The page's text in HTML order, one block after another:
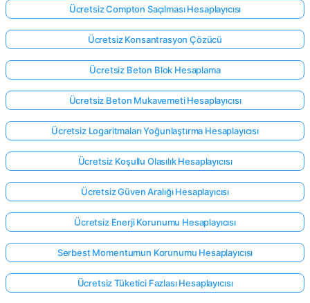
Ücretsiz Compton Saçılması Hesaplayıcısı
Ücretsiz Konsantrasyon Çözücü
Ücretsiz Beton Blok Hesaplama
Ücretsiz Beton Mukavemeti Hesaplayıcısı
Ücretsiz Logaritmaları Yoğunlaştırma Hesaplayıcısı
Ücretsiz Koşullu Olasılık Hesaplayıcısı
Ücretsiz Güven Aralığı Hesaplayıcısı
Ücretsiz Enerji Korunumu Hesaplayıcısı
Serbest Momentumun Korunumu Hesaplayıcısı
Ücretsiz Tüketici Fazlası Hesaplayıcısı